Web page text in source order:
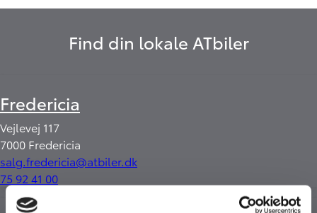
Find din lokale ATbiler
Fredericia
Vejlevej 117
7000 Fredericia
salg.fredericia@atbiler.dk
75 92 41 00